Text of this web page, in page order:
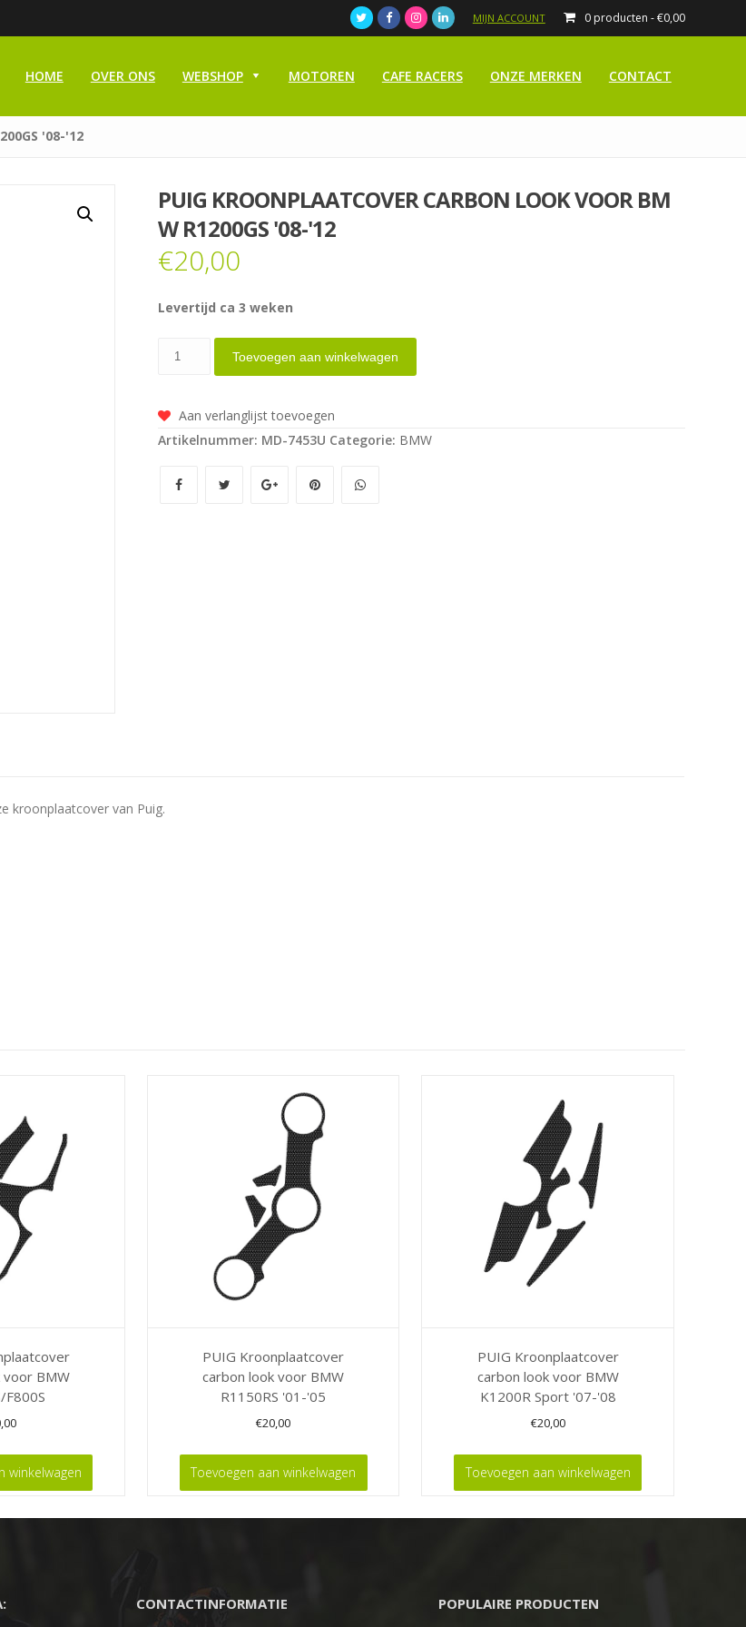
0 producten -€0,00
MIJN ACCOUNT
HOME OVER ONS WEBSHOP MOTOREN CAFE RACERS ONZE MERKEN CONTACT
'08-'12
PUIG KROONPLAATCOVER CARBON LOOK VOOR BM
W R1200GS '08-'12
€20,00
Levertijd ca 3 weken
PUIG
Kroonplaatcover
look
voor
R1200GS
Toevoegen aan winkelwagen
Aan verlanglijst toevoegen
Artikelnummer: MD-7453U Categorie: BMW
kroonplaatcover van Puig.
voor BMW
F800S
winkelwagen
PUIG Kroonplaatcover
carbon look voor BMW
R1150RS '01-'05
€20,00
Toevoegen aan winkelwagen
PUIG Kroonplaatcover
carbon look voor BMW
K1200R Sport '07-'08
€20,00
Toevoegen aan winkelwagen
CONTACTINFORMATIE POPULAIRE PRODUCTEN